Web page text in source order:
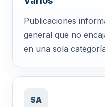
Publicaciones
general que no
en una sola
SA